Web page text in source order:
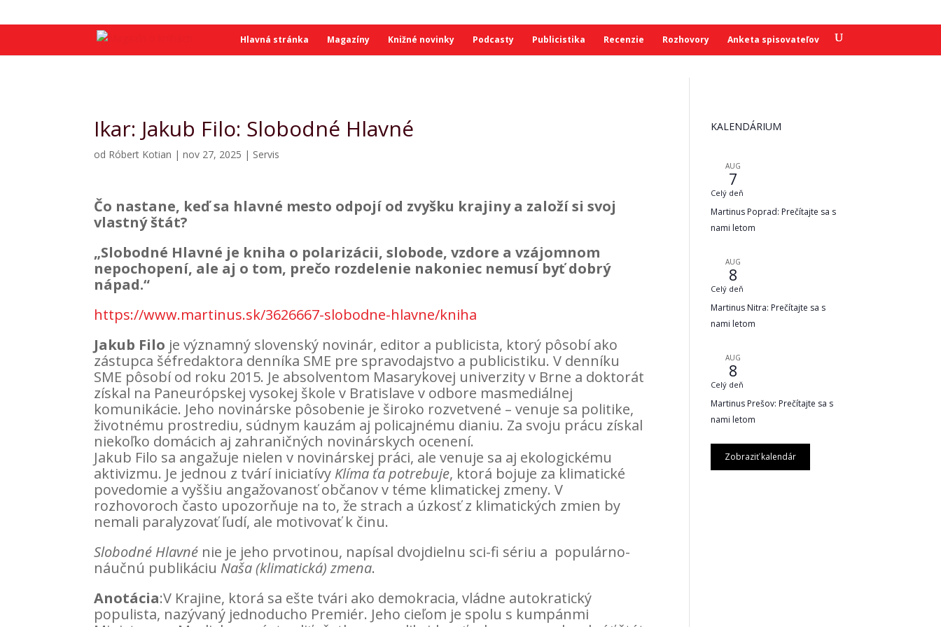
Hlavná stránka Magazíny Knižné novinky Podcasty Publicistika Recenzie Rozhovory Anketa spisovateľov
Ikar: Jakub Filo: Slobodné Hlavné
od Róbert Kotian |nov 27, 2025 | Servis
Čo nastane, keď sa hlavné mesto odpojí od zvyšku krajiny a založí si svoj
vlastný štát?
„Slobodné Hlavné je kniha o polarizácii, slobode, vzdore a vzájomnom
nepochopení, ale aj o tom, prečo rozdelenie nakoniec nemusí byť dobrý
nápad.“
https://www.martinus.sk/3626667-slobodne-hlavne/kniha
Jakub Filo je významný slovenský novinár, editor a publicista, ktorý pôsobí ako
zástupca šéfredaktora denníka SME pre spravodajstvo a publicistiku. V denníku
SME pôsobí od roku 2015. Je absolventom Masarykovej univerzity v Brne a doktorát
získal na Paneurópskej vysokej škole v Bratislave v odbore masmediálnej
komunikácie. Jeho novinárske pôsobenie je široko rozvetvené – venuje sa politike,
životnému prostrediu, súdnym kauzám aj policajnému dianiu. Za svoju prácu získal
niekoľko domácich aj zahraničných novinárskych ocenení.
Jakub Filo sa angažuje nielen v novinárskej práci, ale venuje sa aj ekologickému
aktivizmu. Je jednou z tvárí iniciatívy Klíma ťa potrebuje, ktorá bojuje za klimatické
povedomie a vyššiu angažovanosť občanov v téme klimatickej zmeny. V
rozhovoroch často upozorňuje na to, že strach a úzkosť z klimatických zmien by
nemali paralyzovať ľudí, ale motivovať k činu.
Slobodné Hlavné nie je jeho prvotinou, napísal dvojdielnu sci-fi sériu a populárno-
náučnú publikáciu Naša (klimatická) zmena.
Anotácia:V Krajine, ktorá sa ešte tvári ako demokracia, vládne autokratický
populista, nazývaný jednoducho Premiér. Jeho cieľom je spolu s kumpánmi
KALENDÁRIUM
AUG
7
Celý deň
Martinus Poprad: Prečítajte sa s
nami letom
AUG
8
Celý deň
Martinus Nitra: Prečítajte sa s
nami letom
AUG
8
Celý deň
Martinus Prešov: Prečítajte sa s
nami letom
Zobraziť kalendár